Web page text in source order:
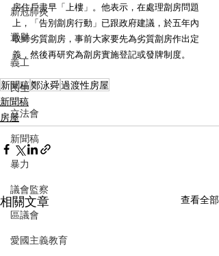
新冠肺炎
選舉
義工
民生
立法會
新聞稿
暴力
議會監察
區議會
愛國主義教育
房住戶盡早「上樓」。他表示，在處理劏房問題
上，「告別劏房行動」已跟政府建議，於五年內
取締劣質劏房，事前大家要先為劣質劏房作出定
義，然後再研究為劏房實施登記或發牌制度。
新聞稿鄭泳舜過渡性房屋
新聞稿
房屋
相關文章 查看全部